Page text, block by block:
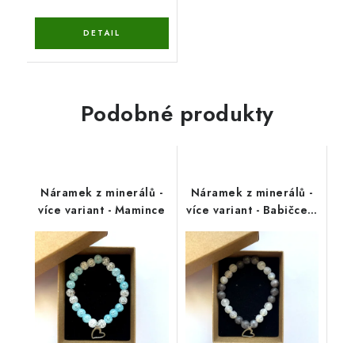
Podobné produkty
Náramek z minerálů -
více variant - Mamince
Náramek z minerálů -
více variant - Babičce z